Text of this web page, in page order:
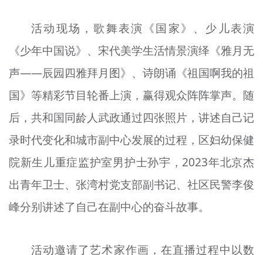
活动现场，歌舞表演《国家》、少儿表演
《少年中国说》、宋代美学生活情景演绎《雅月无
声——辰园四雅拜月图》、诗朗诵《祖国啊我的祖
国》等精彩节目轮番上演，赢得观众阵阵掌声。随
后，共和国同龄人武政通过四张照片，讲述自己记
录时代变化和城市副中心发展的过程，区妇幼保健
院新生儿重症监护室男护士孙宇，2023年北京杰
出青年卫士、张湾村党支部副书记、社区民警李俊
峰分别讲述了自己在副中心的奋斗故事。
活动邀请了艺术家作画，在直播过程中以数